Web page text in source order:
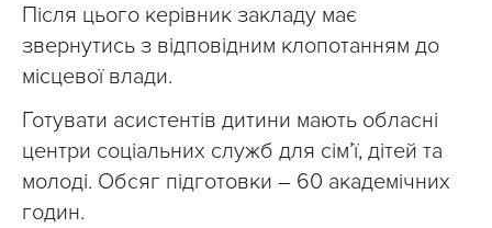
Після цього керівник закладу має
звернутись з відповідним клопотанням до
місцевої влади.
Готувати асистентів дитини мають обласні
центри соціальних служб для сім’ї, дітей та
молоді. Обсяг підготовки – 60 академічних
годин.